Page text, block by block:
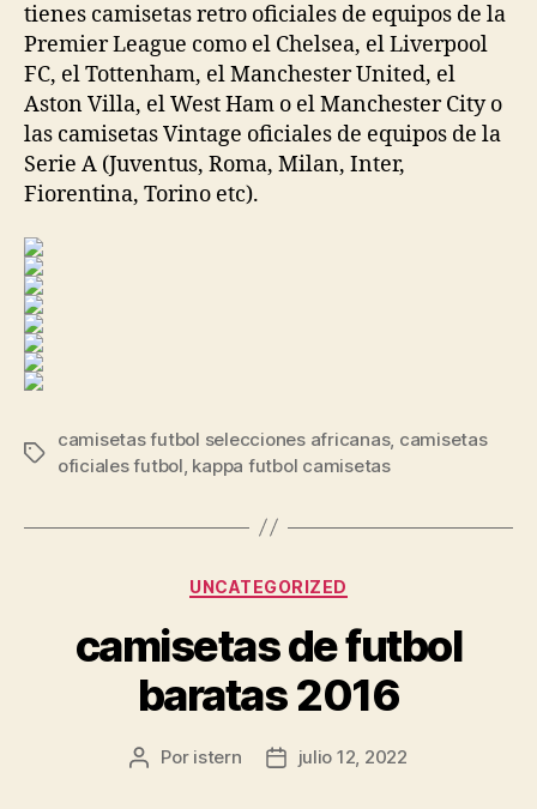
tienes camisetas retro oficiales de equipos de la
Premier League como el Chelsea, el Liverpool
FC, el Tottenham, el Manchester United, el
Aston Villa, el West Ham o el Manchester City o
las camisetas Vintage oficiales de equipos de la
Serie A (Juventus, Roma, Milan, Inter,
Fiorentina, Torino etc).
Etiquetas
camisetas futbol selecciones africanas, camisetas
oficiales futbol kappa futbol camisetas
Categorías
UNCATEGORIZED
camisetas de futbol
baratas 2016
Autor
Por istern
Fechajulio 12, 2022